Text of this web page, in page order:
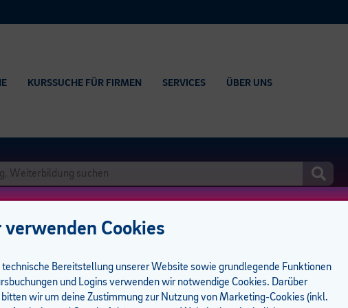
KURSSUCHE FÜR FIRMEN SERVICES ÜBER UNS
Cookies
technische Bereitstellung unserer Website sowie grundlegende Funktionen
und Logins verwenden wir notwendige Cookies. Darüber
bitten wir um deine Zustimmung zur Nutzung von Marketing-Cookies (inkl.